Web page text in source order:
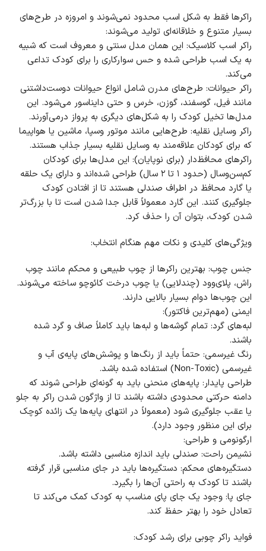
راکرها فقط به شکل اسب محدود نمی‌شوند و امروزه در طرح‌های
بسیار متنوع و خلاقانه‌ای تولید می‌شوند:
راکر اسب کلاسیک: این همان مدل سنتی و معروف است که شبیه
به یک اسب طراحی شده و حس سوارکاری را برای کودک تداعی
می‌کند.
راکر حیوانات: طرح‌های مدرن شامل انواع حیوانات دوست‌داشتنی
مانند فیل، گوسفند، گوزن، خرس و حتی دایناسور می‌شود. این
مدل‌ها تخیل کودک را به شکل‌های دیگری به پرواز درمی‌آورند.
راکر وسایل نقلیه: طرح‌هایی مانند موتور وسپا، ماشین یا هواپیما
که برای کودکان علاقه‌مند به وسایل نقلیه بسیار جذاب هستند.
راکرهای محافظ‌دار (برای نوپایان): این مدل‌ها برای کودکان
کم‌سن‌وسال (حدود ۱ تا ۲ سال) طراحی شده‌اند و دارای یک حلقه
یا گارد محافظ در اطراف صندلی هستند تا از افتادن کودک
جلوگیری کنند. این گارد معمولاً قابل جدا شدن است تا با بزرگ‌تر
شدن کودک، بتوان آن را حذف کرد.
ویژگی‌های کلیدی و نکات مهم هنگام انتخاب:
جنس چوب: بهترین راکرها از چوب طبیعی و محکم مانند چوب
راش، پلای‌وود (چندلایی) یا چوب درخت کائوچو ساخته می‌شوند.
این چوب‌ها دوام بسیار بالایی دارند.
ایمنی (مهم‌ترین فاکتور):
لبه‌های گرد: تمام گوشه‌ها و لبه‌ها باید کاملاً صاف و گرد شده
باشند.
رنگ غیرسمی: حتماً باید از رنگ‌ها و پوشش‌های پایه‌ی آب و
غیرسمی (Non-Toxic) استفاده شده باشد.
طراحی پایدار: پایه‌های منحنی باید به گونه‌ای طراحی شوند که
دامنه حرکتی محدودی داشته باشند تا از واژگون شدن راکر به جلو
یا عقب جلوگیری شود (معمولاً در انتهای پایه‌ها یک زائده کوچک
برای این منظور وجود دارد).
ارگونومی و طراحی:
نشیمن راحت: صندلی باید اندازه مناسبی داشته باشد.
دستگیره‌های محکم: دستگیره‌ها باید در جای مناسبی قرار گرفته
باشند تا کودک به راحتی آن‌ها را بگیرد.
جای پا: وجود یک جای پای مناسب به کودک کمک می‌کند تا
تعادل خود را بهتر حفظ کند.
فواید راکر چوبی برای رشد کودک: